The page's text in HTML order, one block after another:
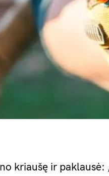
kriaušę ir paklausė: